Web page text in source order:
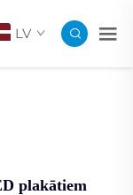
LV
plakātiem